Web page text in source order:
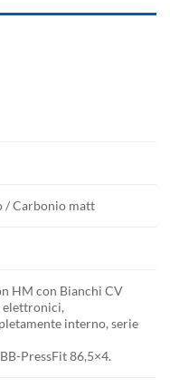
/ Carbonio matt
HM con Bianchi CV
elettronici,
interno, serie
PressFit 86,5×4.